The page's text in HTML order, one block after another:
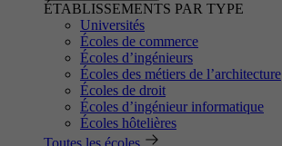
ÉTABLISSEMENTS PAR TYPE
Universités
Écoles de commerce
Écoles d’ingénieurs
Écoles des métiers de l’architecture
Écoles de droit
Écoles d’ingénieur informatique
Écoles hôtelières
Toutes les écoles